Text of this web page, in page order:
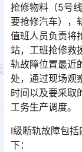
抢修物料（5号
要抢修汽车），
值班人员负责将
站，工班抢修救
轨故障位置最近
处，通过现场观
时间以及要采取
工务生产调度。󠅅󠅃󠄵󠅂󠄪󠇖󠆨󠆨󠇕󠆞󠆒󠅬󠇘󠆭󠆘󠇙󠆝󠅵󠇗󠆭󠆁󠄐󠇗󠅹󠅸󠇖󠆍󠅳󠇖󠅹󠅰󠇖󠆌󠅹
Ⅰ级断轨故障包
下：